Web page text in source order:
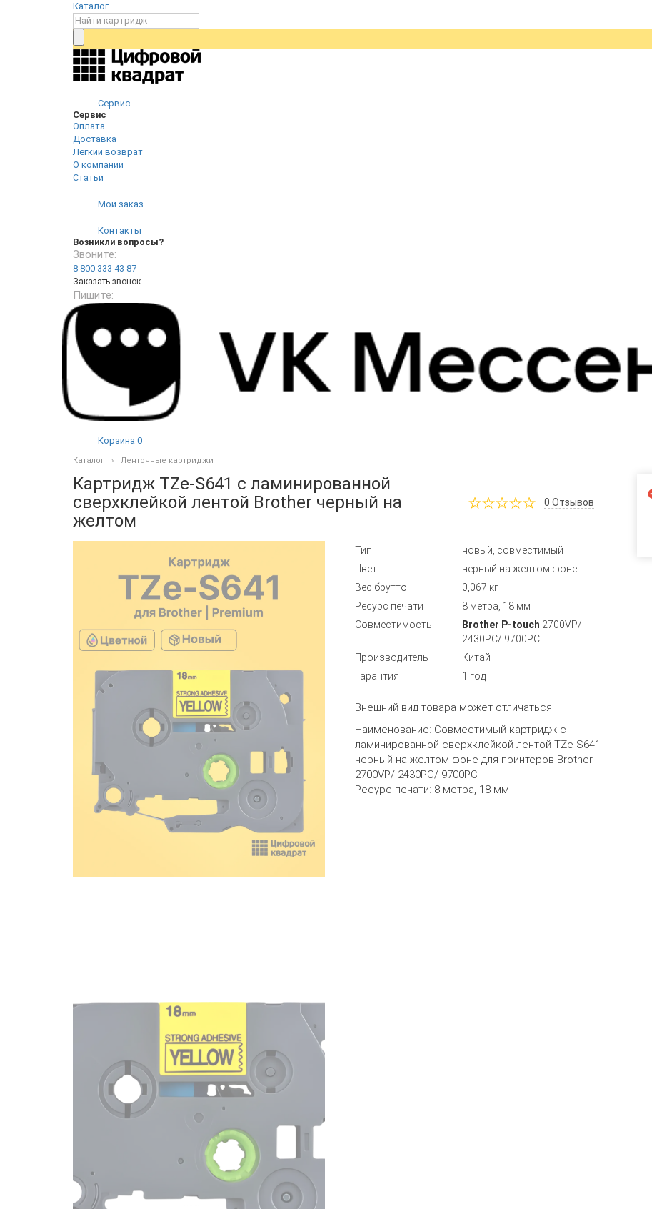
Каталог
Сервис
Сервис
Оплата
Доставка
Легкий возврат
О компании
Статьи
Мой заказ
Контакты
Возникли вопросы?
Звоните:
8 800 333 43 87
Заказать звонок
Пишите:
Корзина 0
Каталог Ленточные картриджи
Картридж TZe-S641 с ламинированной
сверхклейкой лентой Brother черный на
желтом
0 Отзывов
Тип
новый, совместимый
Цвет
черный на желтом фоне
Вес брутто
0,067 кг
Ресурс печати
8 метра, 18 мм
Совместимость
Brother P-touch 2700VP/
2430PC/ 9700PC
Производитель
Китай
Гарантия
1 год
Внешний вид товара может отличаться
Наименование: Совместимый картридж с
ламинированной сверхклейкой лентой TZe-S641
черный на желтом фоне для принтеров Brother
2700VP/ 2430PC/ 9700PC
Ресурс печати: 8 метра, 18 мм